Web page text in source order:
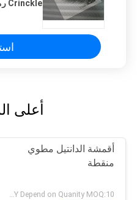
Crinckle رمادي لفستان الفتاة الصغيرة
أعلى
أقمشة الدانتيل مطوي
منقطة
USD5-7/Y Depend on Quanity MOQ:10 ياردة